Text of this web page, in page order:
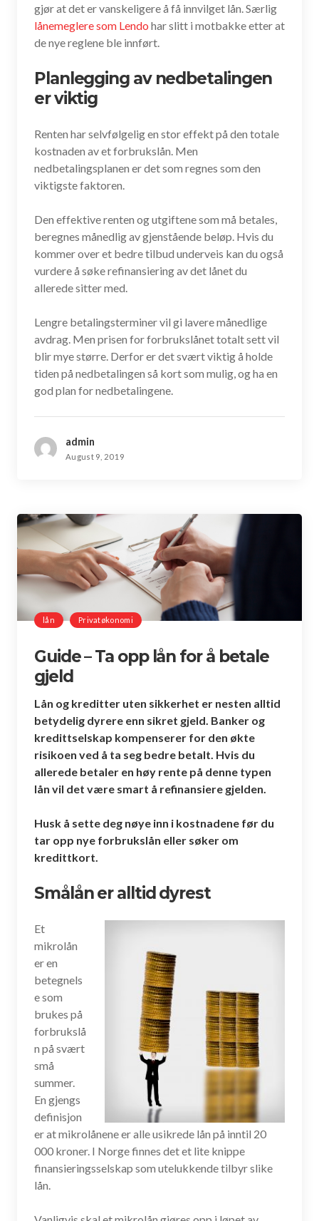
gjør at det er vanskeligere å få innvilget lån. Særlig
lånemeglere som Lendo har slitt i motbakke etter at
de nye reglene ble innført.
Planlegging av nedbetalingen
er viktig
Renten har selvfølgelig en stor effekt på den totale
kostnaden av et forbrukslån. Men
nedbetalingsplanen er det som regnes som den
viktigste faktoren.
Den effektive renten og utgiftene som må betales,
beregnes månedlig av gjenstående beløp. Hvis du
kommer over et bedre tilbud underveis kan du også
vurdere å søke refinansiering av det lånet du
allerede sitter med.
Lengre betalingsterminer vil gi lavere månedlige
avdrag. Men prisen for forbrukslånet totalt sett vil
blir mye større. Derfor er det svært viktig å holde
tiden på nedbetalingen så kort som mulig, og ha en
god plan for nedbetalingene.
admin
August 9, 2019
lån Privatøkonomi
Guide – Ta opp lån for å betale
gjeld
Lån og kreditter uten sikkerhet er nesten alltid
betydelig dyrere enn sikret gjeld. Banker og
kredittselskap kompenserer for den økte
risikoen ved å ta seg bedre betalt. Hvis du
allerede betaler en høy rente på denne typen
lån vil det være smart å refinansiere gjelden.
Husk å sette deg nøye inn i kostnadene før du
tar opp nye forbrukslån eller søker om
kredittkort.
Smålån er alltid dyrest
Et
mikrolån
er en
betegnels
e som
brukes på
forbrukslå
n på svært
små
summer.
En gjengs
definisjon
er at mikrolånene er alle usikrede lån på inntil 20
000 kroner. I Norge finnes det et lite knippe
finansieringsselskap som utelukkende tilbyr slike
lån.